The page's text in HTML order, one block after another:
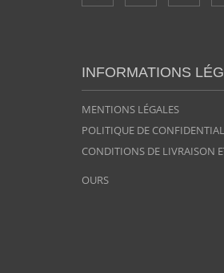
INFORMATIONS
MENTIONS LÉGALES
POLITIQUE DE
CONDITIONS DE LIVRAISON
OURS